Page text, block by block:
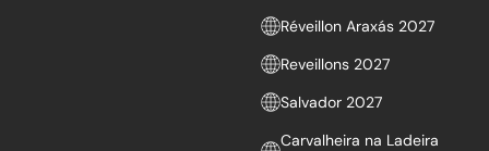
Réveillon Araxás 2027
Reveillons 2027
Salvador 2027
Carvalheira na Ladeira